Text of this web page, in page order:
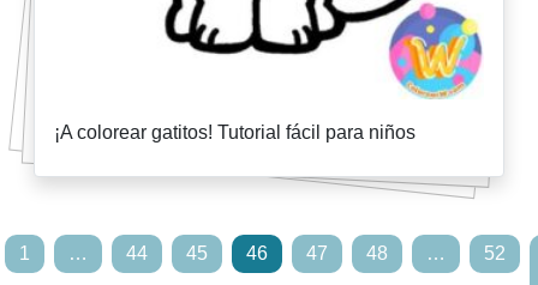
¡A colorear gatitos! Tutorial fácil para niños
1 … 44 45 46 47 48 … 52